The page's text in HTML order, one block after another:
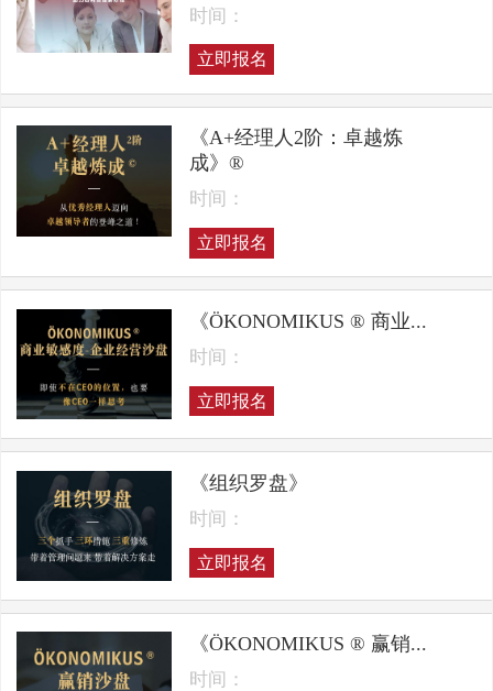
时间：
立即报名
《A+经理人2阶：卓越炼
成》®
时间：
立即报名
《ÖKONOMIKUS ® 商业...
时间：
立即报名
《组织罗盘》
时间：
立即报名
《ÖKONOMIKUS ® 赢销...
时间：